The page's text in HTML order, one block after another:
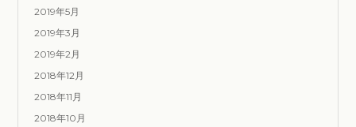
2019年5月
2019年3月
2019年2月
2018年12月
2018年11月
2018年10月